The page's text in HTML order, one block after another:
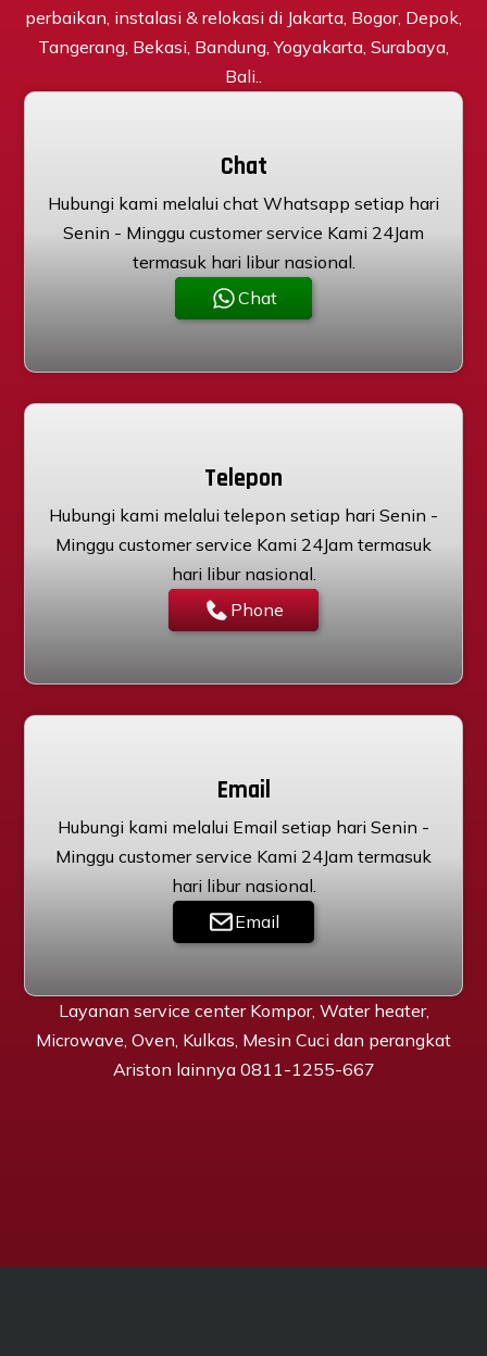
perbaikan, instalasi & relokasi di Jakarta, Bogor, Depok,
Tangerang, Bekasi, Bandung, Yogyakarta, Surabaya,
Bali..
Chat
Hubungi kami melalui chat Whatsapp setiap hari
Senin - Minggu customer service Kami 24Jam
termasuk hari libur nasional.
Chat
Telepon
Hubungi kami melalui telepon setiap hari Senin -
Minggu customer service Kami 24Jam termasuk
hari libur nasional.
Phone
Email
Hubungi kami melalui Email setiap hari Senin -
Minggu customer service Kami 24Jam termasuk
hari libur nasional.
Email
Layanan service center Kompor, Water heater,
Microwave, Oven, Kulkas, Mesin Cuci dan perangkat
Ariston lainnya 0811-1255-667